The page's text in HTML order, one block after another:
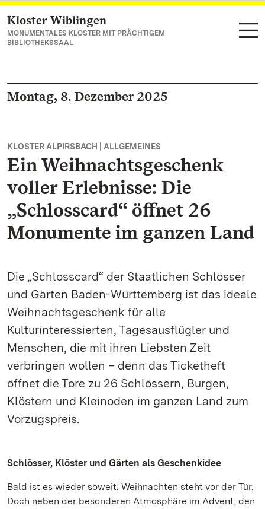
Zum Hauptinhalt springen
Kloster Wiblingen
MONUMENTALES KLOSTER MIT PRÄCHTIGEM
BIBLIOTHEKSSAAL
Montag, 8. Dezember 2025
KLOSTER ALPIRSBACH | ALLGEMEINES
Ein Weihnachtsgeschenk
voller Erlebnisse: Die
„Schlosscard“ öffnet 26
Monumente im ganzen Land
Die „Schlosscard“ der Staatlichen Schlösser
und Gärten Baden-Württemberg ist das ideale
Weihnachtsgeschenk für alle
Kulturinteressierten, Tagesausflügler und
Menschen, die mit ihren Liebsten Zeit
verbringen wollen – denn das Ticketheft
öffnet die Tore zu 26 Schlössern, Burgen,
Klöstern und Kleinoden im ganzen Land zum
Vorzugspreis.
Schlösser, Klöster und Gärten als Geschenkidee
Bald ist es wieder soweit: Weihnachten steht vor der Tür.
Doch neben der besonderen Atmosphäre im Advent, den